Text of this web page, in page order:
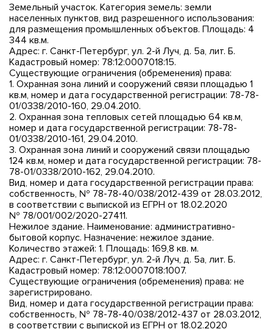
Земельный участок. Категория земель: земли
населенных пунктов, вид разрешенного использования:
для размещения промышленных объектов. Площадь: 4
344 кв.м.
Адрес: г. Санкт-Петербург, ул. 2-й Луч, д. 5а, лит. Б.
Кадастровый номер: 78:12:0007018:15.
Существующие ограничения (обременения) права:
1. Охранная зона линий и сооружений связи площадью 1
кв.м, номер и дата государственной регистрации: 78-78-
01/0338/2010-160, 29.04.2010.
2. Охранная зона тепловых сетей площадью 64 кв.м,
номер и дата государственной регистрации: 78-78-
01/0338/2010-161, 29.04.2010.
3. Охранная зона линий и сооружений связи площадью
124 кв.м, номер и дата государственной регистрации: 78-
78-01/0338/2010-162, 29.04.2010.
Вид, номер и дата государственной регистрации права:
собственность, № 78-78-40/038/2012-439 от 28.03.2012,
в соответствии с выпиской из ЕГРН от 18.02.2020
№ 78/001/002/2020-27411.
Нежилое здание. Наименование: административно-
бытовой корпус. Назначение: нежилое здание.
Количество этажей: 1. Площадь: 169,8 кв. м.
Адрес: г. Санкт-Петербург, ул. 2-й Луч, д. 5а, лит. Б.
Кадастровый номер: 78:12:0007018:1007.
Существующие ограничения (обременения) права: не
зарегистрировано.
Вид, номер и дата государственной регистрации права:
собственность, № 78-78-40/038/2012-437 от 28.03.2012,
в соответствии с выпиской из ЕГРН от 18.02.2020